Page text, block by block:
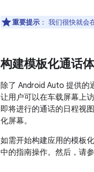
重要提示 ： 我们很快就会
构建模板化通话
除了 Android Auto 提供的
让用户可以在车载屏幕上
即将进行的通话的日程视
化屏幕。
如需开始构建应用的模板
中的指南操作。然后，请